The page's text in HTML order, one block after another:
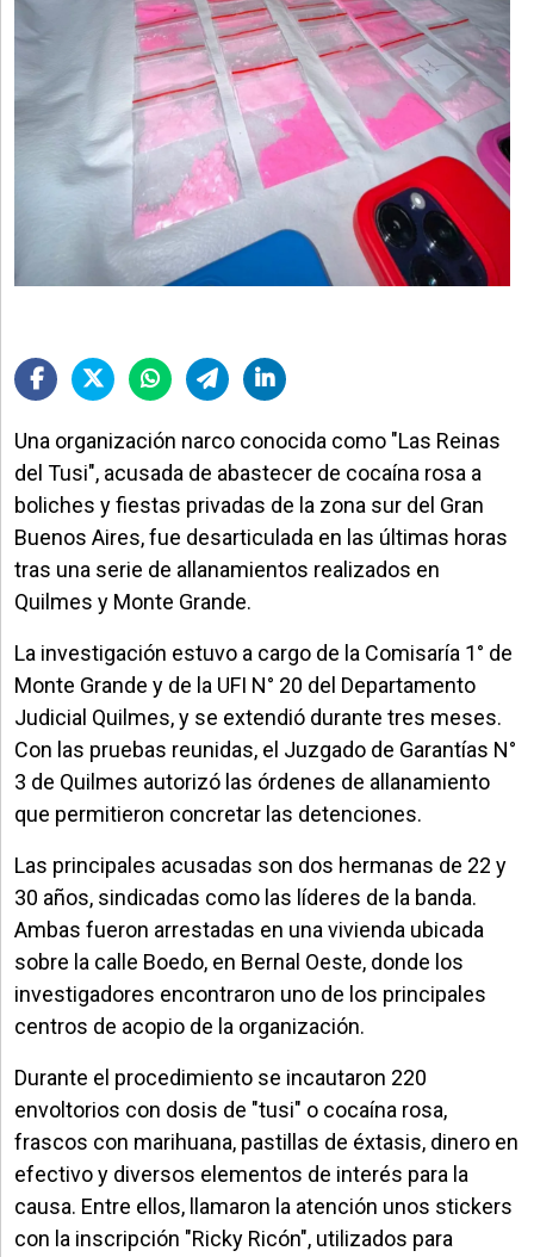
Una organización narco conocida como "Las Reinas
del Tusi", acusada de abastecer de cocaína rosa a
boliches y fiestas privadas de la zona sur del Gran
Buenos Aires, fue desarticulada en las últimas horas
tras una serie de allanamientos realizados en
Quilmes y Monte Grande.
La investigación estuvo a cargo de la Comisaría 1° de
Monte Grande y de la UFI N° 20 del Departamento
Judicial Quilmes, y se extendió durante tres meses.
Con las pruebas reunidas, el Juzgado de Garantías N°
3 de Quilmes autorizó las órdenes de allanamiento
que permitieron concretar las detenciones.
Las principales acusadas son dos hermanas de 22 y
30 años, sindicadas como las líderes de la banda.
Ambas fueron arrestadas en una vivienda ubicada
sobre la calle Boedo, en Bernal Oeste, donde los
investigadores encontraron uno de los principales
centros de acopio de la organización.
Durante el procedimiento se incautaron 220
envoltorios con dosis de "tusi" o cocaína rosa,
frascos con marihuana, pastillas de éxtasis, dinero en
efectivo y diversos elementos de interés para la
causa. Entre ellos, llamaron la atención unos stickers
con la inscripción "Ricky Ricón", utilizados para